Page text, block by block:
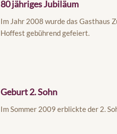
80 jähriges Jubiläum
Im Jahr 2008 wurde das Gasthaus
Hoffest gebührend gefeiert.
Geburt 2. Sohn
Im Sommer 2009 erblickte der 2.